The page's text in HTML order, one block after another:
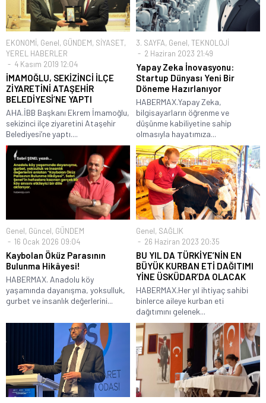
EKONOMİ, Genel, GÜNDEM, SİYASET,
YEREL HABERLER
4 Kasım 2019 12:04
İMAMOĞLU, SEKİZİNCİ İLÇE
ZİYARETİNİ ATAŞEHİR
BELEDİYESİ’NE YAPTI
AHA.İBB Başkanı Ekrem İmamoğlu,
sekizinci ilçe ziyaretini Ataşehir
Belediyesi’ne yaptı....
3. SAYFA, Genel, TEKNOLOJİ
2 Haziran 2023 21:49
Yapay Zeka İnovasyonu:
Startup Dünyası Yeni Bir
Döneme Hazırlanıyor
HABERMAX.Yapay Zeka,
bilgisayarların öğrenme ve
düşünme kabiliyetine sahip
olmasıyla hayatımıza...
Genel, Güncel, GÜNDEM
16 Ocak 2026 09:04
Kaybolan Öküz Parasının
Bulunma Hikâyesi!
HABERMAX. Anadolu köy
yaşamında dayanışma, yoksulluk,
gurbet ve insanlık değerlerini...
Genel, SAĞLIK
26 Haziran 2023 20:35
BU YIL DA TÜRKİYE’NİN EN
BÜYÜK KURBAN ETİ DAĞITIMI
YİNE ÜSKÜDAR’DA OLACAK
HABERMAX.Her yıl ihtiyaç sahibi
binlerce aileye kurban eti
dağıtımını gelenek...